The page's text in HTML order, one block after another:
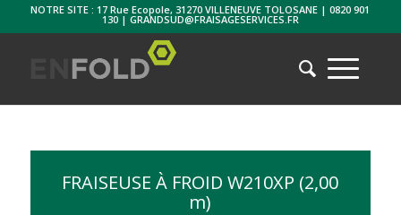
NOTRE SITE : 17 Rue Ecopole, 31270 VILLENEUVE TOLOSANE | 0820 901
130 | GRANDSUD@FRAISAGESERVICES.FR
FRAISEUSE À FROID W210XP (2,00
m)